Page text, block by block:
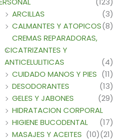
ARCILLAS
(3)
CALMANTES Y ATOPICOS(8)
CREMAS REPARADORAS,
CICATRIZANTES Y
ANTICELULITICAS
(4)
CUIDADO MANOS Y PIES (11)
DESODORANTES
(13)
GELES Y JABONES
(29)
HIDRATACION CORPORAL
(17)
HIGIENE BUCODENTAL
(21)
MASAJES Y ACEITES (10)